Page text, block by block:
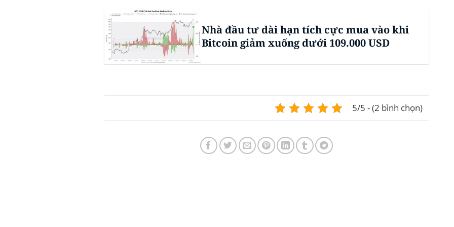
Nhà đầu tư dài hạn tích cực mua vào khi
Bitcoin giảm xuống dưới 109.000 USD
5/5 - (2 bình chọn)